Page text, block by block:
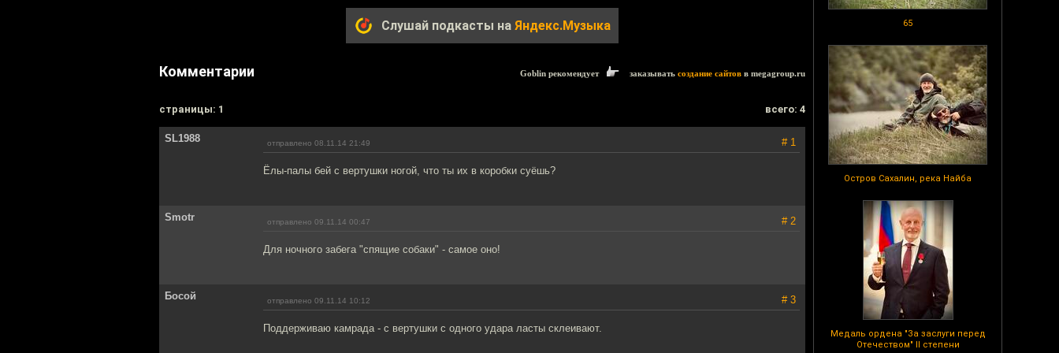
65
Остров Сахалин, река Найба
Медаль ордена "За заслуги перед
Отечеством" II степени
Слушай подкасты на Яндекс.Музыка
Комментарии Goblin рекомендует заказывать создание сайтов в megagroup.ru
cтраницы: 1 всего: 4
SL1988 отправлено 08.11.14 21:49 # 1
Ёлы-палы бей с вертушки ногой, что ты их в коробки суёшь?
Smotr отправлено 09.11.14 00:47 # 2
Для ночного забега "спящие собаки" - самое оно!
Босой отправлено 09.11.14 10:12 # 3
Поддерживаю камрада - с вертушки с одного удара ласты склеивают.